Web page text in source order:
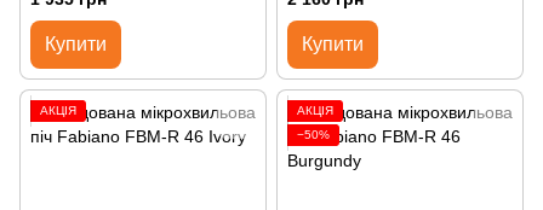
Купити Купити
АКЦІЯ
АКЦІЯ
−50%